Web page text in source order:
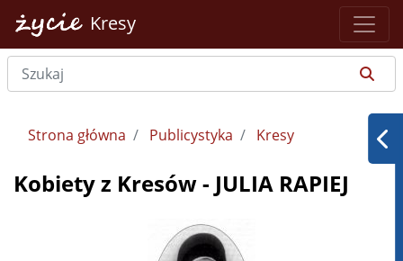
Kresy
Strona główna Publicystyka Kresy
Kobiety z Kresów - JULIA RAPIEJ